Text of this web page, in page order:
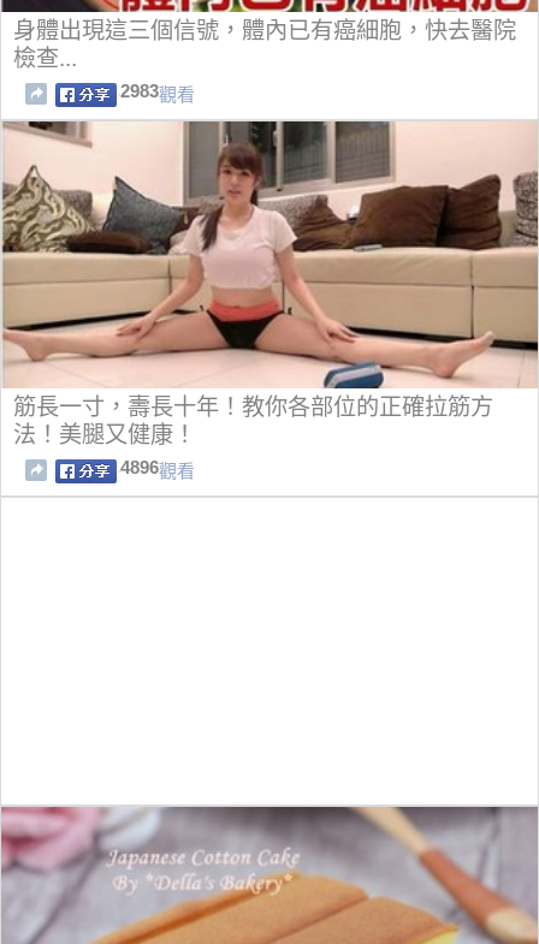
身體出現這三個信號，體內已有癌細胞，快去醫院
檢查...
2983觀看
筋長一寸，壽長十年！教你各部位的正確拉筋方
法！美腿又健康！
4896觀看